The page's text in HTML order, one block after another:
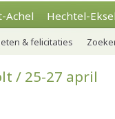
Achel Hechtel-
& felicitaties
/ 25-27 april